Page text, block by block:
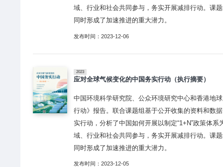
域、行业和社会共同参与，务实开展减排行动。课
同时形成了加速推进的重大潜力。
发布时间：2023-12-06
2023
应对全球气候变化的中国务实行动（执行摘要）
中国环境科学研究院、公众环境研究中心和香港地
行动》报告。联合课题组基于公开收集的资料和数
实行动，分析了中国如何开展以制定“1+N”政策体
域、行业和社会共同参与，务实开展减排行动。课
同时形成了加速推进的重大潜力。
发布时间：2023-12-05